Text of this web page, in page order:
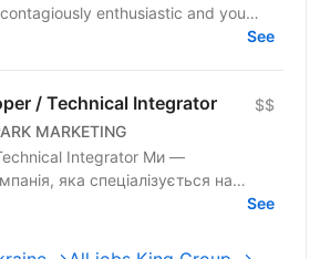
enthusiastic and you
You already have experience...
See
/ Technical Integrator
MARKETING
$$
Integrator Ми —
яка спеціалізується на
та автоматизації рекламних
See